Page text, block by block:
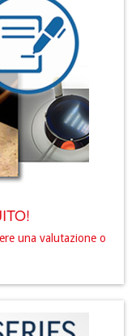
una valutazione o